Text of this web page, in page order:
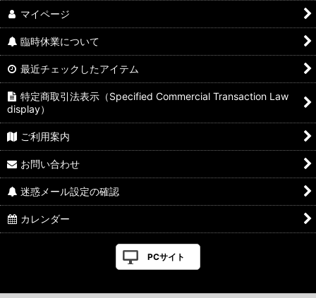
マイページ
臨時休業について
最近チェックしたアイテム
特定商取引法表示（Specified Commercial Transaction Law
display）
ご利用案内
お問い合わせ
迷惑メール設定の確認
カレンダー
PCサイト